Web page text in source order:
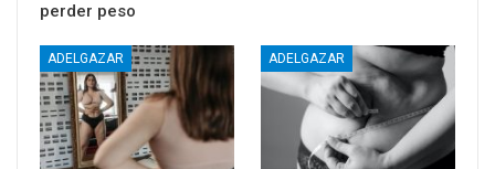
perder peso
ADELGAZAR ADELGAZAR